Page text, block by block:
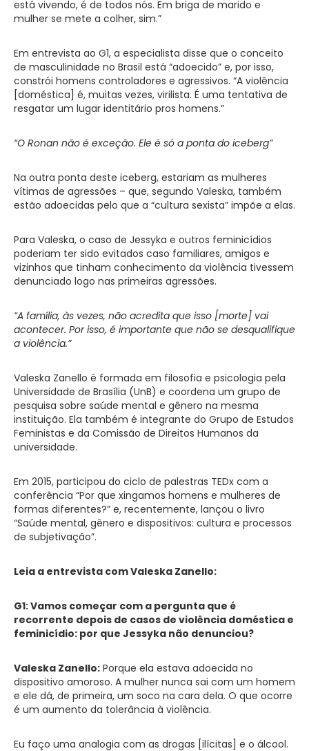
está vivendo, é de todos nós. Em briga de marido e
mulher se mete a colher, sim.”
Em entrevista ao G1, a especialista disse que o conceito
de masculinidade no Brasil está “adoecido” e, por isso,
constrói homens controladores e agressivos. “A violência
[doméstica] é, muitas vezes, virilista. É uma tentativa de
resgatar um lugar identitário pros homens.”
“O Ronan não é exceção. Ele é só a ponta do iceberg”
Na outra ponta deste iceberg, estariam as mulheres
vítimas de agressões – que, segundo Valeska, também
estão adoecidas pelo que a “cultura sexista” impõe a elas.
Para Valeska, o caso de Jessyka e outros feminicídios
poderiam ter sido evitados caso familiares, amigos e
vizinhos que tinham conhecimento da violência tivessem
denunciado logo nas primeiras agressões.
“A família, às vezes, não acredita que isso [morte] vai
acontecer. Por isso, é importante que não se desqualifique
a violência.”
Valeska Zanello é formada em filosofia e psicologia pela
Universidade de Brasília (UnB) e coordena um grupo de
pesquisa sobre saúde mental e gênero na mesma
instituição. Ela também é integrante do Grupo de Estudos
Feministas e da Comissão de Direitos Humanos da
universidade.
Em 2015, participou do ciclo de palestras TEDx com a
conferência “Por que xingamos homens e mulheres de
formas diferentes?” e, recentemente, lançou o livro
“Saúde mental, gênero e dispositivos: cultura e processos
de subjetivação”.
Leia a entrevista com Valeska Zanello:
G1: Vamos começar com a pergunta que é
recorrente depois de casos de violência doméstica e
feminicídio: por que Jessyka não denunciou?
Valeska Zanello: Porque ela estava adoecida no
dispositivo amoroso. A mulher nunca sai com um homem
e ele dá, de primeira, um soco na cara dela. O que ocorre
é um aumento da tolerância à violência.
Eu faço uma analogia com as drogas [ilícitas] e o álcool.